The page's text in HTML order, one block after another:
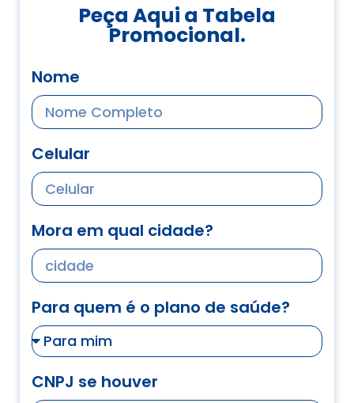
Peça Aqui a Tabela
Promocional.
Nome
Celular
Mora em qual cidade?
Para quem é o plano de saúde?
CNPJ se houver